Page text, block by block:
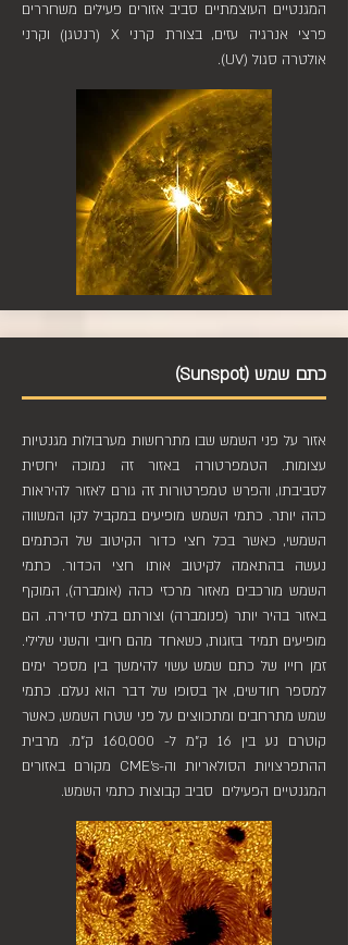
המגנטיים העוצמתיים סביב אזורים פעילים משחררים
פרצי אנרגיה עזים, בצורת קרני X (רנטגן) וקרני
אולטרה סגול (UV).
כתם שמש (Sunspot)
אזור על פני השמש שבו מתרחשות מערבולות מגנטיות
עצומות. הטמפרטורה באזור זה נמוכה יחסית
לסביבתו, והפרש טמפרטורות זה גורם לאזור להיראות
כהה יותר. כתמי השמש מופיעים במקביל לקו המשווה
השמשי, כאשר בכל חצי כדור הקיטוב של הכתמים
נעשה בהתאמה לקיטוב אותו חצי הכדור. כתמי
השמש מורכבים מאזור מרכזי כהה (אומברה), המוקף
באזור בהיר יותר (פנומברה) וצורתם בלתי סדירה. הם
מופיעים תמיד בזוגות, כשאחד מהם חיובי והשני שלילי.
זמן חייו של כתם שמש עשוי להימשך בין מספר ימים
למספר חודשים, אך בסופו של דבר הוא נעלם. כתמי
שמש מתרחבים ומתכווצים על פני שטח השמש, כאשר
קוטרם נע בין 16 ק"מ ל- 160,000 ק"מ. מרבית
ההתפרצויות הסולאריות וה-CME's מקורם באזורים
המגנטיים הפעילים סביב קבוצות כתמי השמש.